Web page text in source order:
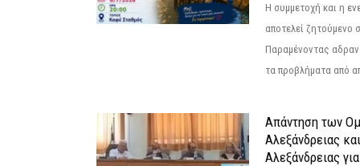
Η συμμετοχή και η
αποτελεί ζητούμενο
Παραμένοντας
τα προβλήματα από
Απάντηση των
Αλεξάνδρειας
Αλεξάνδρειας